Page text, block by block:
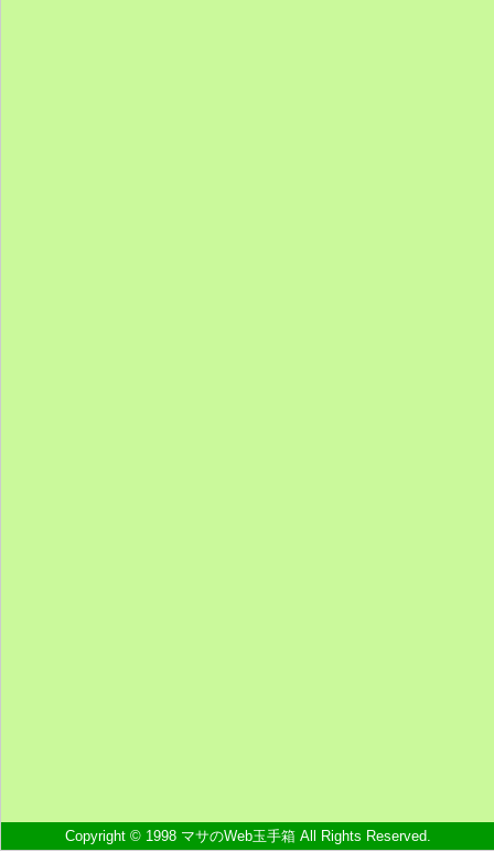
Copyright © 1998 マサのWeb玉手箱 All Rights Reserved.